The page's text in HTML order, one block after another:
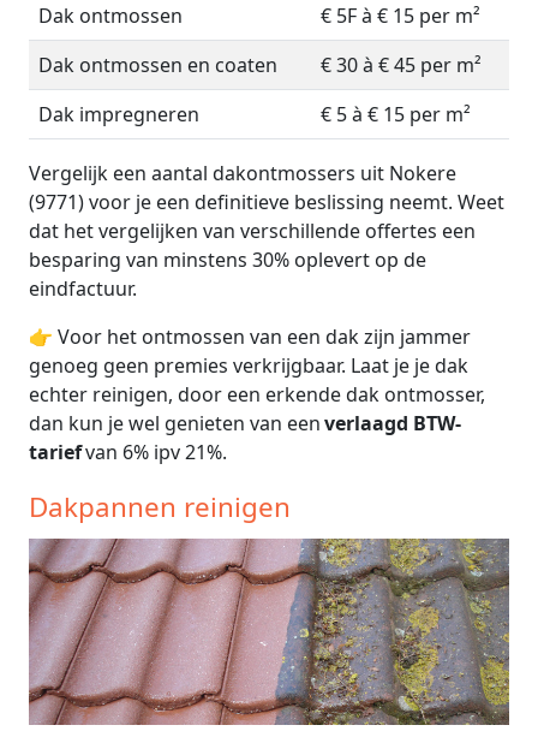
Dak ontmossen
€ 5F à € 15 per m²
Dak ontmossen en coaten
€ 30 à € 45 per m²
Dak impregneren
€ 5 à € 15 per m²
Vergelijk een aantal dakontmossers uit Nokere
(9771) voor je een definitieve beslissing neemt. Weet
dat het vergelijken van verschillende offertes een
besparing van minstens 30% oplevert op de
eindfactuur.
👉 Voor het ontmossen van een dak zijn jammer
genoeg geen premies verkrijgbaar. Laat je je dak
echter reinigen, door een erkende dak ontmosser,
dan kun je wel genieten van eenverlaagd BTW-
tariefvan 6% ipv 21%.
Dakpannen reinigen